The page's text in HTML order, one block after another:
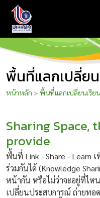
พื้นที่แลกเปลี่ย
หน้าหลัก > พื้นที่แลกเปลี่ยนเรีย
Sharing
provide
พื้นที่ Link - Share - Learn
ร่วมกันได้ (Knowledge
หน้ากัน หรือไม่ว่าจะอยู่ที่ไห
เปลี่ยนประสบการณ์ ถ่ายทอ